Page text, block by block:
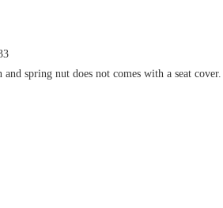
and spring nut does not comes with a seat cover.